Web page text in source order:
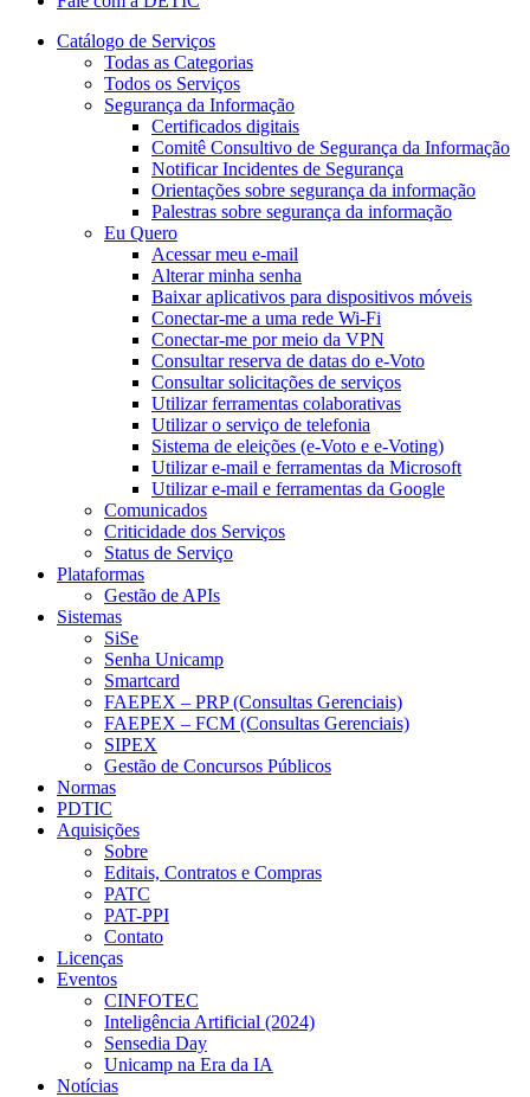
Catálogo de Serviços
Todas as Categorias
Todos os Serviços
Segurança da Informação
Certificados digitais
Comitê Consultivo de Segurança da Informação
Notificar Incidentes de Segurança
Orientações sobre segurança da informação
Palestras sobre segurança da informação
Eu Quero
Acessar meu e-mail
Alterar minha senha
Baixar aplicativos para dispositivos móveis
Conectar-me a uma rede Wi-Fi
Conectar-me por meio da VPN
Consultar reserva de datas do e-Voto
Consultar solicitações de serviços
Utilizar ferramentas colaborativas
Utilizar o serviço de telefonia
Sistema de eleições (e-Voto e e-Voting)
Utilizar e-mail e ferramentas da Microsoft
Utilizar e-mail e ferramentas da Google
Comunicados
Criticidade dos Serviços
Status de Serviço
Plataformas
Gestão de APIs
Sistemas
SiSe
Senha Unicamp
Smartcard
FAEPEX – PRP (Consultas Gerenciais)
FAEPEX – FCM (Consultas Gerenciais)
SIPEX
Gestão de Concursos Públicos
Normas
PDTIC
Aquisições
Sobre
Editais, Contratos e Compras
PATC
PAT-PPI
Contato
Licenças
Eventos
CINFOTEC
Inteligência Artificial (2024)
Sensedia Day
Unicamp na Era da IA
Notícias